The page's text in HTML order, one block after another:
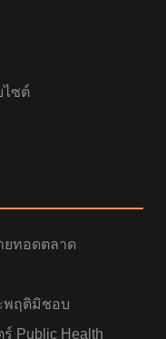
ไซต์
ยทอดตลาด
พฤติมิชอบ
Public Health